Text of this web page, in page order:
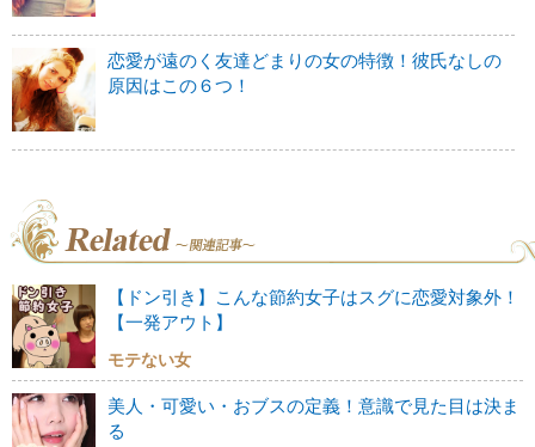
恋愛が遠のく友達どまりの女の特徴！彼氏なしの
原因はこの６つ！
【ドン引き】こんな節約女子はスグに恋愛対象外！
【一発アウト】
モテない女
美人・可愛い・おブスの定義！意識で見た目は決ま
る